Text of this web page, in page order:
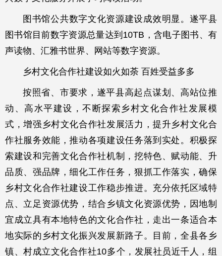
图书馆公共数字文化资源建设成效明显。遂平县
图书馆目前数字资源总量达到10TB，含电子图书、有
声读物、汇雅书世界、网站等数字资源。
乡村文化合作社建设如火如荼 百姓受益多多
按照省、市要求，遂平县高起点谋划、高站位推
动、高水平建设，不断探索乡村文化合作社发展模
式，增强乡村文化合作社发展活力，提升乡村文化合
作社服务效能，推动各项建设任务落到实处。积极探
索建设和完善文化合作社机制，挖特色、赋动能、升
品质、强品牌，细化工作任务，狠抓工作落实，确保
乡村文化合作社建设工作稳步推进。充分依托区域特
点、立足资源优势，结合乡镇文化资源优势，因地制
宜成立具有本地特色的文化合作社，走出一条适合本
地实际的乡村文化振兴发展新路子。目前，全县各乡
镇、村成立文化合作社10多个，发展社员近千人，组